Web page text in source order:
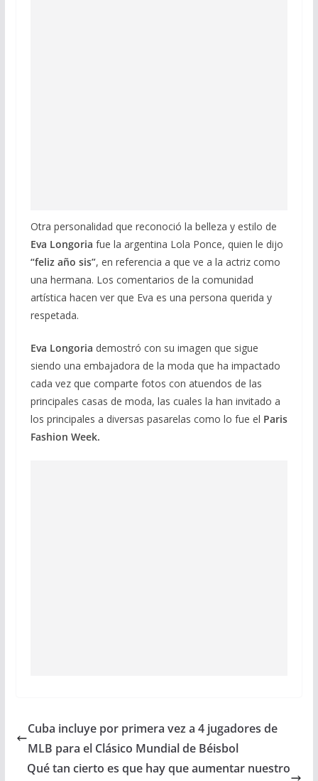
Otra personalidad que reconoció la belleza y estilo de
Eva Longoria fue la argentina Lola Ponce, quien le dijo
“feliz año sis”, en referencia a que ve a la actriz como
una hermana. Los comentarios de la comunidad
artística hacen ver que Eva es una persona querida y
respetada.
Eva Longoria demostró con su imagen que sigue
siendo una embajadora de la moda que ha impactado
cada vez que comparte fotos con atuendos de las
principales casas de moda, las cuales la han invitado a
los principales a diversas pasarelas como lo fue el Paris
Fashion Week.
Cuba incluye por primera vez a 4 jugadores de
MLB para el Clásico Mundial de Béisbol
Qué tan cierto es que hay que aumentar nuestro